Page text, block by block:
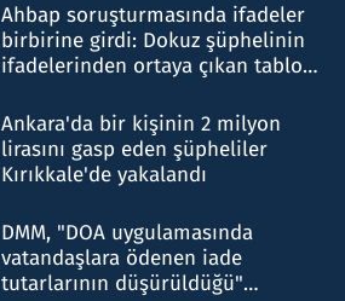
Ahbap soruşturmasında ifadeler
birbirine girdi: Dokuz şüphelinin
ifadelerinden ortaya çıkan tablo
Ankara'da bir kişinin 2 milyon
lirasını gasp eden şüpheliler
Kırıkkale'de yakalandı
DMM, "DOA uygulamasında
vatandaşlara ödenen iade
tutarlarının düşürüldüğü"